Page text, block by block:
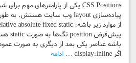
باشه عناصر یکی بعد از دیگری به صورت
اگر display:inline …
ادامه